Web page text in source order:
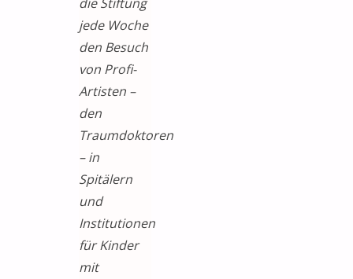
jede Woche
den Besuch
von Profi-
Artisten –
den
Traumdoktoren
– in
Spitälern
und
Institutionen
für Kinder
mit